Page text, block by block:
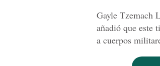
Gayle Tzemach
añadió que este
a cuerpos